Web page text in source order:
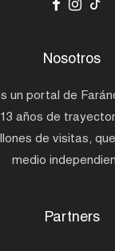
Nosotros
un portal de
años de
de visitas,
medio
Partners